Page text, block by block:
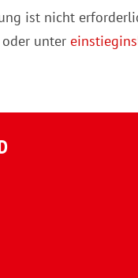
ist nicht
unter